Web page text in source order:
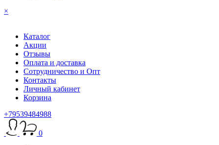
×
Каталог
Акции
Отзывы
Оплата и доставка
Сотрудничество и Опт
Контакты
Личный кабинет
Корзина
+79539484988
0